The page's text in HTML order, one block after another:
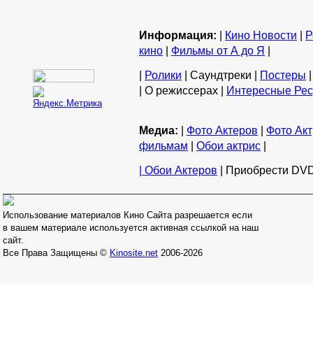
Информация: | Кино Новости |
кино | Фильмы от А до Я |
| Ролики | Саундтреки | Постеры
| О режиссерах | Интересные
Медиа: | Фото Актеров | Фото
фильмам | Обои актрис |
| Обои Актеров | Приобрести
Использование материалов Кино Сайта разрешается если
в вашем материале используется активная ссылкой на наш
сайт.
Все Права Защищены © Kinosite.net 2006-2026